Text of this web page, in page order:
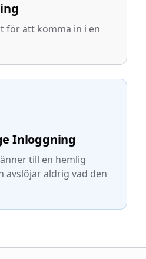
för att komma in i en
Inloggning
till en hemlig
avslöjar aldrig vad den